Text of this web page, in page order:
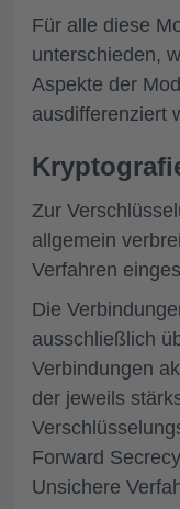
Für alle diese
unterschieden,
Aspekte der
ausdifferenziert
Zur
allgemein
Verfahren
Die
ausschließlich
Verbindungen
der jeweils
Forward
Unsichere